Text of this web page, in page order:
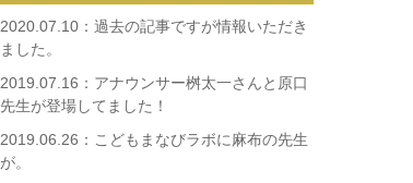
2020.07.10： 過去の記事ですが情報いただき
ました。
2019.07.16： アナウンサー桝太一さんと原口
先生が登場してました！
2019.06.26： こどもまなびラボに麻布の先生
が。